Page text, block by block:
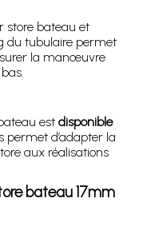
store bateau et
du tubulaire permet
la manœuvre
est disponible
permet d’adapter la
aux réalisations
bateau 17mm